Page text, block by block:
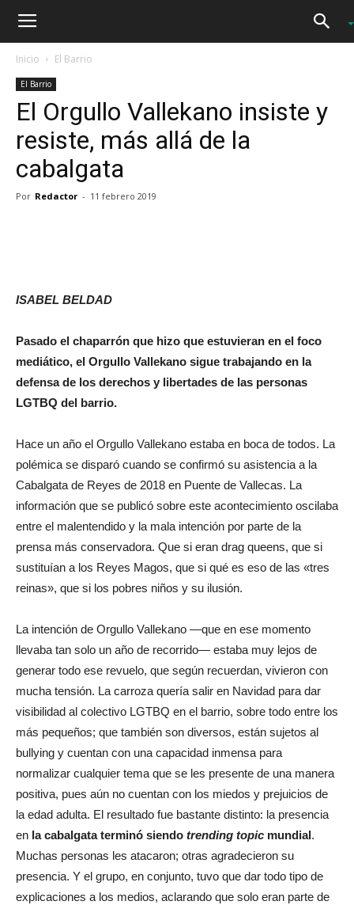
Inicio El Barrio
El Barrio
El Orgullo Vallekano insiste y
resiste, más allá de la
cabalgata
Por Redactor - 11 febrero 2019
ISABEL BELDAD
Pasado el chaparrón que hizo que estuvieran en el foco
mediático, el Orgullo Vallekano sigue trabajando en la
defensa de los derechos y libertades de las personas
LGTBQ del barrio.
Hace un año el Orgullo Vallekano estaba en boca de todos. La
polémica se disparó cuando se confirmó su asistencia a la
Cabalgata de Reyes de 2018 en Puente de Vallecas. La
información que se publicó sobre este acontecimiento oscilaba
entre el malentendido y la mala intención por parte de la
prensa más conservadora. Que si eran drag queens, que si
sustituían a los Reyes Magos, que si qué es eso de las «tres
reinas», que si los pobres niños y su ilusión.
La intención de Orgullo Vallekano —que en ese momento
llevaba tan solo un año de recorrido— estaba muy lejos de
generar todo ese revuelo, que según recuerdan, vivieron con
mucha tensión. La carroza quería salir en Navidad para dar
visibilidad al colectivo LGTBQ en el barrio, sobre todo entre los
más pequeños; que también son diversos, están sujetos al
bullying y cuentan con una capacidad inmensa para
normalizar cualquier tema que se les presente de una manera
positiva, pues aún no cuentan con los miedos y prejuicios de
la edad adulta. El resultado fue bastante distinto: la presencia
en la cabalgata terminó siendo trending topic mundial.
Muchas personas les atacaron; otras agradecieron su
presencia. Y el grupo, en conjunto, tuvo que dar todo tipo de
explicaciones a los medios, aclarando que solo eran parte de